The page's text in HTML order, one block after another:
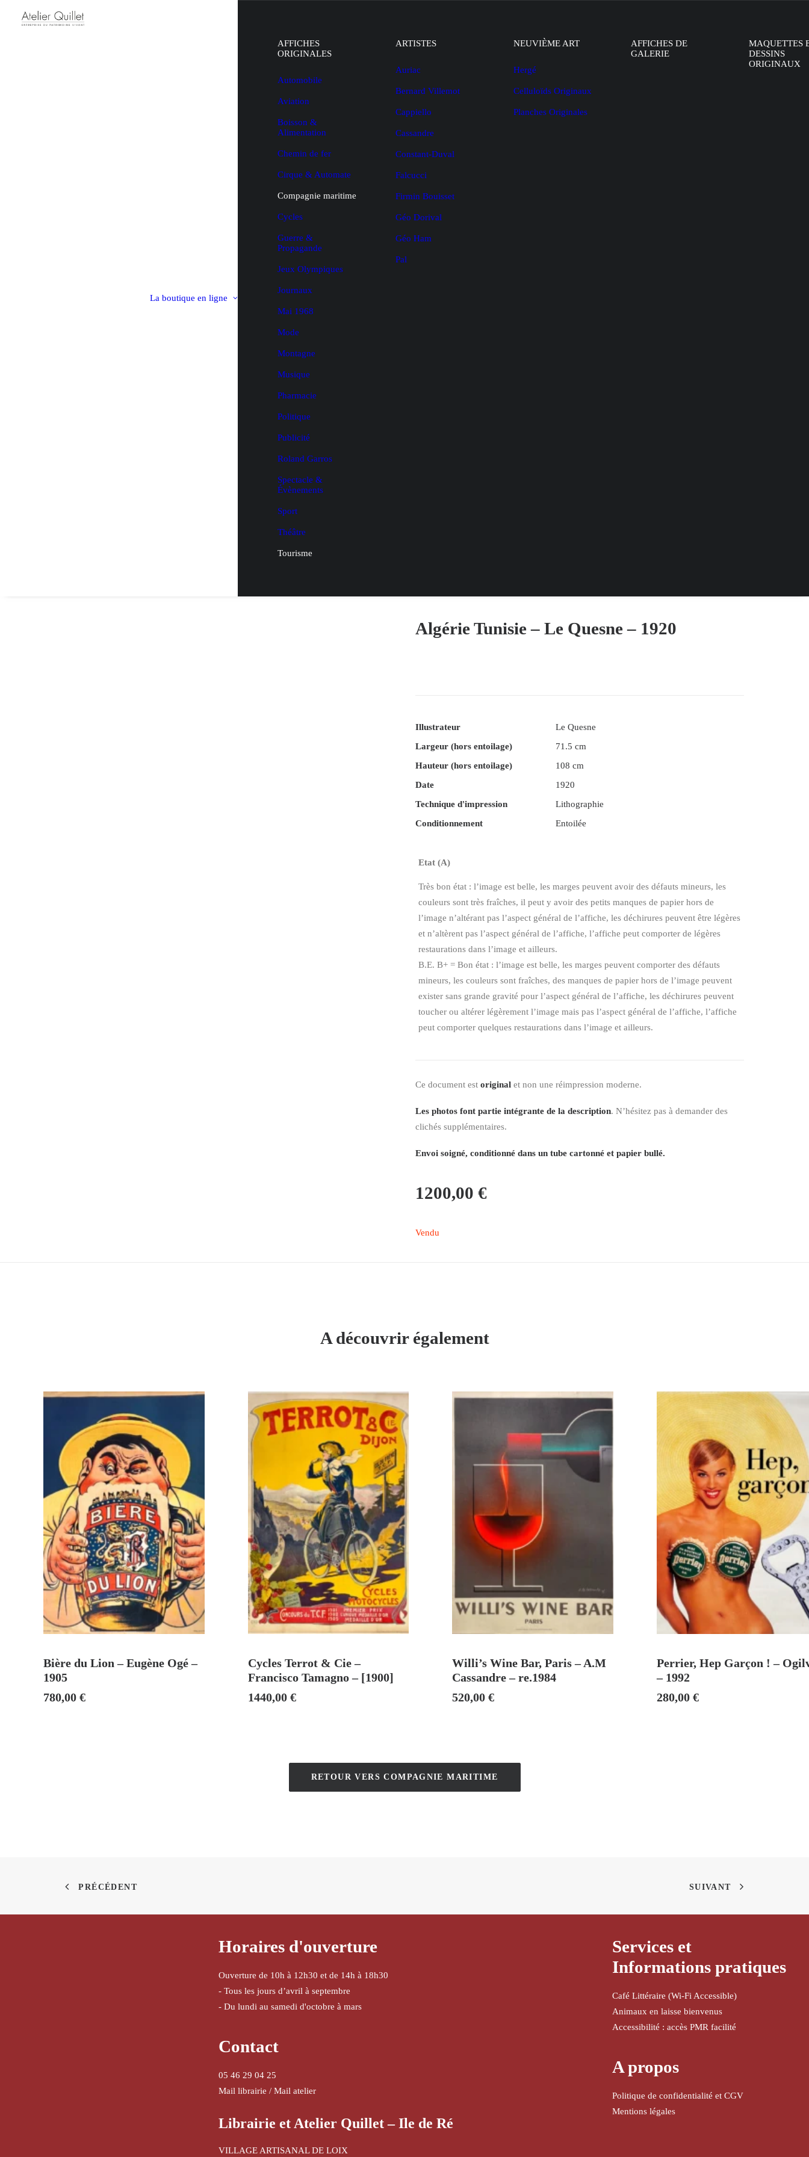
La boutique en ligne
AFFICHES
ORIGINALES
Automobile
Aviation
Boisson &
Alimentation
Chemin de fer
Cirque & Automate
Compagnie maritime
Cycles
Guerre &
Propagande
Jeux Olympiques
Journaux
Mai 1968
Mode
Montagne
Musique
Pharmacie
Politique
Publicité
Roland Garros
Spectacle &
Évènements
Sport
Théâtre
Tourisme
ARTISTES
Auriac
Bernard Villemot
Cappiello
Cassandre
Constant-Duval
Falcucci
Firmin Bouisset
Géo Dorival
Géo Ham
Pal
NEUVIÈME ART
Hergé
Celluloïds Originaux
Planches Originales
AFFICHES DE
GALERIE
MAQUETTES
DESSINS
ORIGINAUX
Algérie Tunisie – Le Quesne – 1920
Illustrateur
Le Quesne
Largeur (hors entoilage)
71.5 cm
Hauteur (hors entoilage)
108 cm
Date
1920
Technique d'impression
Lithographie
Conditionnement
Entoilée
Etat (A)
Très bon état : l’image est belle, les marges peuvent avoir des défauts mineurs, les
couleurs sont très fraîches, il peut y avoir des petits manques de papier hors de
l’image n’altérant pas l’aspect général de l’affiche, les déchirures peuvent être légères
et n’altèrent pas l’aspect général de l’affiche, l’affiche peut comporter de légères
restaurations dans l’image et ailleurs.
B.E. B+ = Bon état : l’image est belle, les marges peuvent comporter des défauts
mineurs, les couleurs sont fraîches, des manques de papier hors de l’image peuvent
exister sans grande gravité pour l’aspect général de l’affiche, les déchirures peuvent
toucher ou altérer légèrement l’image mais pas l’aspect général de l’affiche, l’affiche
peut comporter quelques restaurations dans l’image et ailleurs.
Ce document est original et non une réimpression moderne.
Les photos font partie intégrante de la description. N’hésitez pas à demander des
clichés supplémentaires.
Envoi soigné, conditionné dans un tube cartonné et papier bullé.
1200,00 €
Vendu
A découvrir également
Bière du Lion – Eugène Ogé –
1905
780,00 €
Cycles Terrot & Cie –
Francisco Tamagno – [1900]
1440,00 €
Willi’s Wine Bar, Paris – A.M
Cassandre – re.1984
520,00€
Perrier, Hep Garçon ! –
– 1992
280,00€
RETOUR VERS COMPAGNIE MARITIME
PRÉCÉDENT SUIVANT
Horaires d'ouverture
Ouverture de 10h à 12h30 et de 14h à 18h30
- Tous les jours d’avril à septembre
- Du lundi au samedi d'octobre à mars
Contact
05 46 29 04 25
Mail librairie / Mail atelier
Librairie et Atelier Quillet – Ile de Ré
VILLAGE ARTISANAL DE LOIX
Services et
Informations pratiques
Café Littéraire (Wi-Fi Accessible)
Animaux en laisse bienvenus
Accessibilité : accès PMR facilité
A propos
Politique de confidentialité et CGV
Mentions légales